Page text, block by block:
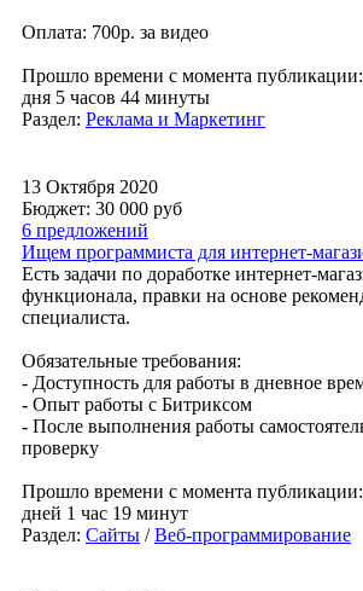
Оплата: 700р. за видео
Прошло времени с момента публикации:
дня 5 часов 44 минуты
Раздел: Реклама и Маркетинг
13 Октября 2020
Бюджет: 30 000 руб
6 предложений
Ищем программиста для интернет-
Есть задачи по доработке интернет-
функционала, правки на основе
специалиста.
Обязательные требования:
- Доступность для работы в дневное
- Опыт работы с Битриксом
- После выполнения работы
проверку
Прошло времени с момента публикации:
дней 1 час 19 минут
Раздел: Сайты /Веб-программирование